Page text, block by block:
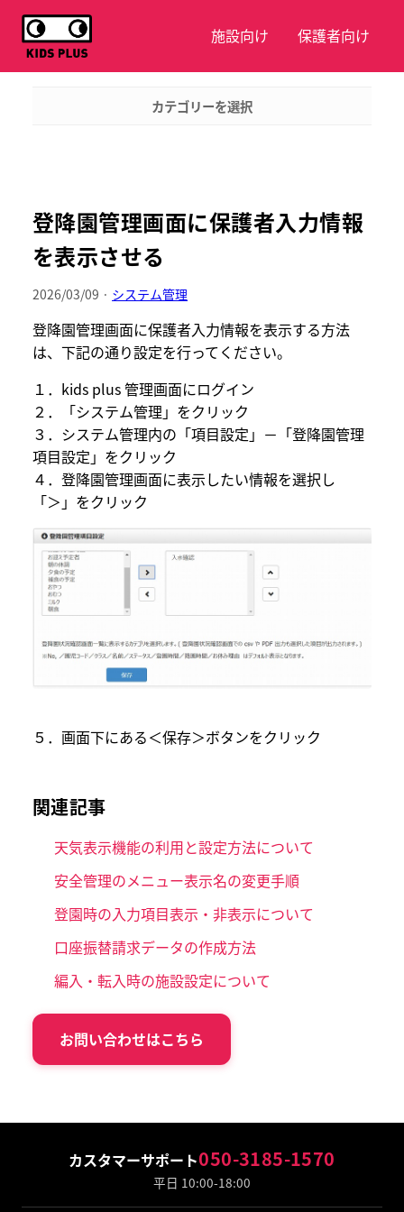
施設向け 保護者向け
カテゴリーを選択
登降園管理画面に保護者入力情報
を表示させる
2026/03/09 · システム管理
登降園管理画面に保護者入力情報を表示する方法
は、下記の通り設定を行ってください。
１．kids plus 管理画面にログイン
２．「システム管理」をクリック
３．システム管理内の「項目設定」－「登降園管理
項目設定」をクリック
４．登降園管理画面に表示したい情報を選択し
「＞」をクリック
５．画面下にある＜保存＞ボタンをクリック
関連記事
天気表示機能の利用と設定方法について
安全管理のメニュー表示名の変更手順
登園時の入力項目表示・非表示について
口座振替請求データの作成方法
編入・転入時の施設設定について
お問い合わせはこちら
カスタマーサポート050-3185-1570
平日 10:00-18:00